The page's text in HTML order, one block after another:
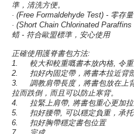
準，清洗方便。
· (Free Formaldehyde Test) - 零存
· (Short Chain Chlorinated
蜡- 符合歐盟標準，安心使用
正確使用護脊書包方法:
1. 較大和較重嘅書本放內格, 令
2. 扣好內固定帶，將書本拉近背
3. 調教肩帶長度，將書包放在上
拉而跌倒，而且可以防止寒背。
4. 拉緊上肩帶, 將書包重心更加
5. 扣好腰帶, 可以穩定負重，承
6. 扣好胸帶穩定書包位置